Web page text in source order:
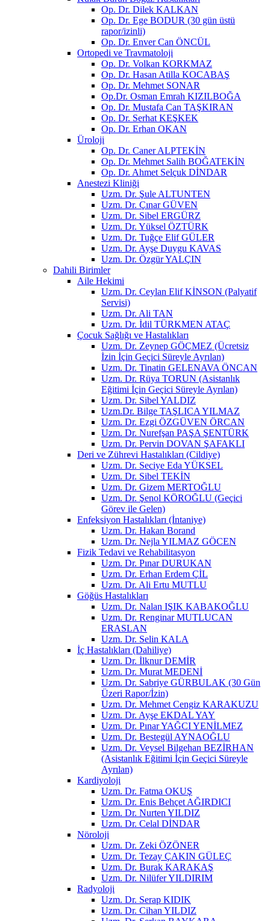
Op. Dr. Dilek KALKAN
Op. Dr. Ege BODUR (30 gün üstü
rapor/izinli)
Op. Dr. Enver Can ÖNCÜL
Ortopedi ve Travmatoloji
Op. Dr. Volkan KORKMAZ
Op. Dr. Hasan Atilla KOCABAŞ
Op. Dr. Mehmet SONAR
Op.Dr. Osman Emrah KIZILBOĞA
Op. Dr. Mustafa Can TAŞKIRAN
Op. Dr. Serhat KEŞKEK
Op. Dr. Erhan OKAN
Üroloji
Op. Dr. Caner ALPTEKİN
Op. Dr. Mehmet Salih BOĞATEKİN
Op. Dr. Ahmet Selçuk DİNDAR
Anestezi Kliniği
Uzm. Dr. Şule ALTUNTEN
Uzm. Dr. Çınar GÜVEN
Uzm. Dr. Sibel ERGÜRZ
Uzm. Dr. Yüksel ÖZTÜRK
Uzm. Dr. Tuğçe Elif GÜLER
Uzm. Dr. Ayşe Duygu KAVAS
Uzm. Dr. Özgür YALÇIN
Dahili Birimler
Aile Hekimi
Uzm. Dr. Ceylan Elif KİNSON (Palyatif
Servisi)
Uzm. Dr. Ali TAN
Uzm. Dr. İdil TÜRKMEN ATAÇ
Çocuk Sağlığı ve Hastalıkları
Uzm. Dr. Zeynep GÖÇMEZ (Ücretsiz
İzin İçin Geçici Süreyle Ayrılan)
Uzm. Dr. Tinatin GELENAVA ÖNCAN
Uzm. Dr. Rüya TORUN (Asistanlık
Eğitimi İçin Geçici Süreyle Ayrılan)
Uzm. Dr. Sibel YALDIZ
Uzm.Dr. Bilge TAŞLICA YILMAZ
Uzm. Dr. Ezgi ÖZGÜVEN ÖRCAN
Uzm. Dr. Nurefşan PAŞA ŞENTÜRK
Uzm. Dr. Pervin DOVAN ŞAFAKLI
Deri ve Zührevi Hastalıkları (Cildiye)
Uzm. Dr. Seciye Eda YÜKSEL
Uzm. Dr. Sibel TEKİN
Uzm. Dr. Gizem MERTOĞLU
Uzm. Dr. Şenol KÖROĞLU (Geçici
Görev ile Gelen)
Enfeksiyon Hastalıkları (İntaniye)
Uzm. Dr. Hakan Borand
Uzm. Dr. Nejla YILMAZ GÖCEN
Fizik Tedavi ve Rehabilitasyon
Uzm. Dr. Pınar DURUKAN
Uzm. Dr. Erhan Erdem ÇİL
Uzm. Dr. Ali Ertu MUTLU
Göğüs Hastalıkları
Uzm. Dr. Nalan IŞIK KABAKOĞLU
Uzm. Dr. Renginar MUTLUCAN
ERASLAN
Uzm. Dr. Selin KALA
İç Hastalıkları (Dahiliye)
Uzm. Dr. İlknur DEMİR
Uzm. Dr. Murat MEDENİ
Uzm. Dr. Sabriye GÜRBULAK (30 Gün
Üzeri Rapor/İzin)
Uzm. Dr. Mehmet Cengiz KARAKUZU
Uzm. Dr. Ayşe EKDAL YAY
Uzm. Dr. Pınar YAĞCI YENİLMEZ
Uzm. Dr. Bestegül AYNAOĞLU
Uzm. Dr. Veysel Bilgehan BEZİRHAN
(Asistanlık Eğitimi İçin Geçici Süreyle
Ayrılan)
Kardiyoloji
Uzm. Dr. Fatma OKUŞ
Uzm. Dr. Enis Behçet AĞIRDICI
Uzm. Dr. Nurten YILDIZ
Uzm. Dr. Celal DİNDAR
Nöroloji
Uzm. Dr. Zeki ÖZÖNER
Uzm. Dr. Tezay ÇAKIN GÜLEÇ
Uzm. Dr. Burak KARAKAŞ
Uzm. Dr. Nilüfer YILDIRIM
Radyoloji
Uzm. Dr. Serap KIDIK
Uzm. Dr. Cihan YILDIZ